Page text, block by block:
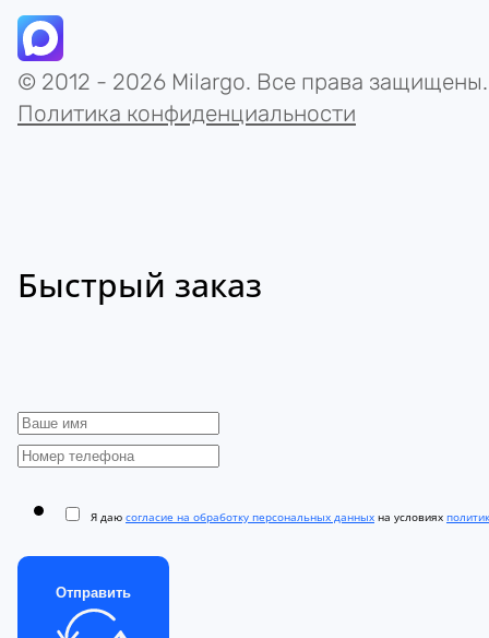
© 2012 - 2026 Milargo. Все права защищены.
Политика конфиденциальности
Быстрый заказ
Я даю согласие на обработку персональных данных на условиях
Отправить